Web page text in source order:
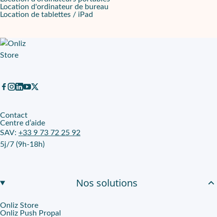
Location d'ordinateur de bureau
Location de tablettes / iPad
Contact
Centre d’aide
SAV: +33 9 73 72 25 92
5j/7 (9h-18h)
Nos solutions
Onliz Store
Onliz Push Propal